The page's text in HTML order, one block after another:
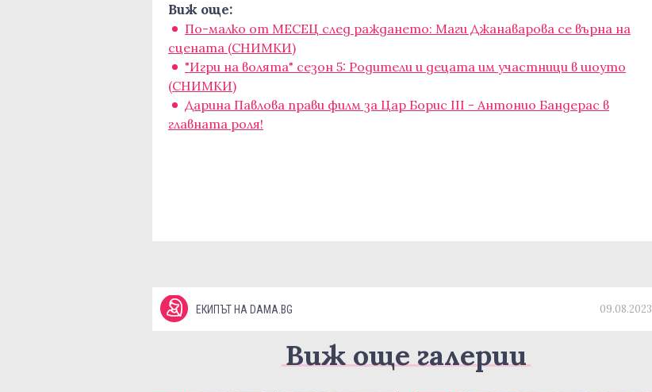
Виж още:
По-малко от МЕСЕЦ след раждането: Маги Джанаварова се върна на
сцената (СНИМКИ)
"Игри на волята" сезон 5: Родители и децата им участници в шоуто
(СНИМКИ)
Дарина Павлова прави филм за Цар Борис III - Антонио Бандерас в
главната роля!
ЕКИПЪТ НА DAMA.BG 09.08.2023
Виж още галерии